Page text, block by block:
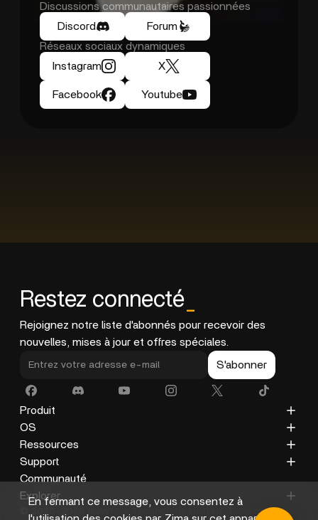
Discussions communautaires passionnées
Discord
Forum
Réseaux sociaux dynamiques
Instagram
X
Facebook Youtube
En fermant ce message, vous consentez à
Restez connecté
Rejoignez notre liste d'abonnés pour recevoir des
nouvelles, mises à jour et offres spéciales.
S'abonner
Produit
ZimaCube
ZimaBoard 2
ZimaBoard
ZimaBlade
Accessoires
OS
ZimaOS
CasaOS
Ressources
Blog
Documentation
Galerie
Support
Politique de confidentialité
Politique de remboursement
Politique d'expédition
Communauté
Explorer
À propos de nous
© 2020-2026 IceWhale Technology Limited. Tous droits